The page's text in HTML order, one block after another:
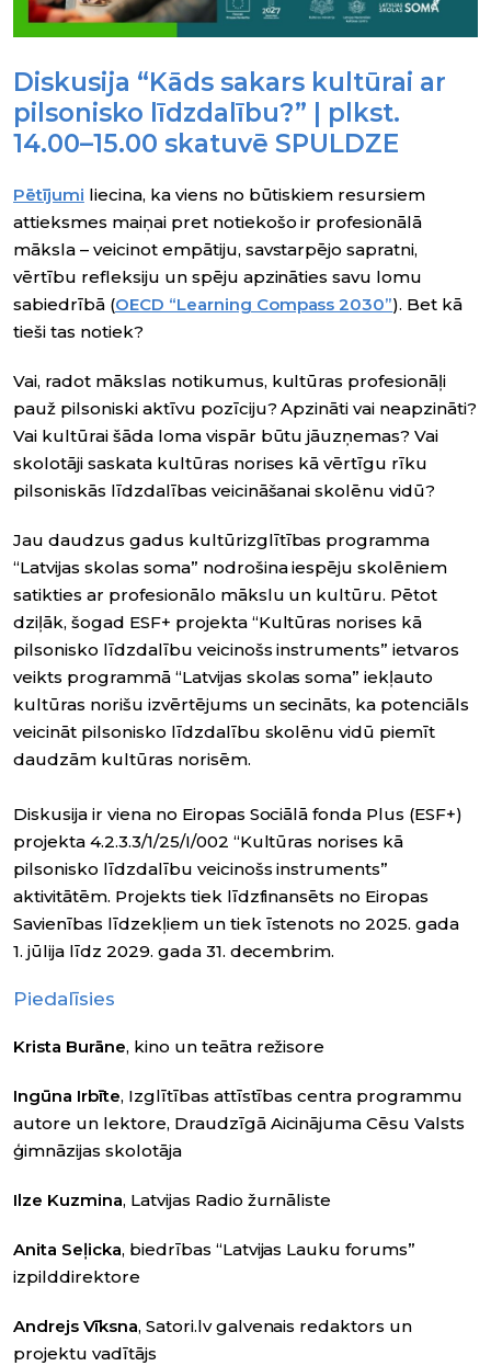
Diskusija “Kāds sakars kultūrai ar
pilsonisko līdzdalību?” | plkst.
14.00–15.00 skatuvē SPULDZE
Pētījumi liecina, ka viens no būtiskiem resursiem
attieksmes maiņai pret notiekošo ir profesionālā
māksla – veicinot empātiju, savstarpējo sapratni,
vērtību refleksiju un spēju apzināties savu lomu
sabiedrībā (OECD “Learning Compass 2030”). Bet kā
tieši tas notiek?
Vai, radot mākslas notikumus, kultūras profesionāļi
pauž pilsoniski aktīvu pozīciju? Apzināti vai neapzināti?
Vai kultūrai šāda loma vispār būtu jāuzņemas? Vai
skolotāji saskata kultūras norises kā vērtīgu rīku
pilsoniskās līdzdalības veicināšanai skolēnu vidū?
Jau daudzus gadus kultūrizglītības programma
“Latvijas skolas soma” nodrošina iespēju skolēniem
satikties ar profesionālo mākslu un kultūru. Pētot
dziļāk, šogad ESF+ projekta “Kultūras norises kā
pilsonisko līdzdalību veicinošs instruments” ietvaros
veikts programmā “Latvijas skolas soma” iekļauto
kultūras norišu izvērtējums un secināts, ka potenciāls
veicināt pilsonisko līdzdalību skolēnu vidū piemīt
daudzām kultūras norisēm.
Diskusija ir viena no Eiropas Sociālā fonda Plus (ESF+)
projekta 4.2.3.3/1/25/I/002 “Kultūras norises kā
pilsonisko līdzdalību veicinošs instruments”
aktivitātēm. Projekts tiek līdzfinansēts no Eiropas
Savienības līdzekļiem un tiek īstenots no 2025. gada
1. jūlija līdz 2029. gada 31. decembrim.
Piedalīsies
Krista Burāne, kino un teātra režisore
Ingūna Irbīte, Izglītības attīstības centra programmu
autore un lektore, Draudzīgā Aicinājuma Cēsu Valsts
ģimnāzijas skolotāja
Ilze Kuzmina, Latvijas Radio žurnāliste
Anita Seļicka, biedrības “Latvijas Lauku forums”
izpilddirektore
Andrejs Vīksna, Satori.lv galvenais redaktors un
projektu vadītājs